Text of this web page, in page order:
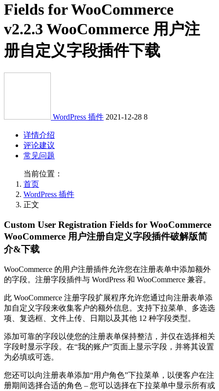
Fields for WooCommerce
v2.2.3 WooCommerce 用户注
册自定义字段插件下载
WordPress 插件 2021-12-28 8
详情介绍
评论建议
常见问题
当前位置：
首页
WordPress 插件
正文
Custom User Registration Fields for WooCommerce
WooCommerce 用户注册自定义字段插件破解版简
介&下载
WooCommerce 的用户注册插件允许您在注册表单中添加额外
的字段。注册字段插件与 WordPress 和 WooCommerce 兼容。
此 WooCommerce 注册字段扩展程序允许您通过向注册表单添
加自定义字段来收集客户的额外信息。支持下拉菜单、多选选
项、复选框、文件上传、日期以及其他 12 种字段类型。
添加可靠的字段以使您的注册表单保持整洁，并仅在选择相关
字段时显示字段。在“我的账户”页面上显示字段，并将其设置
为必填或可选。
您还可以向注册表单添加“用户角色”下拉菜单，以便客户在注
册期间选择合适的角色 – 您可以选择在下拉菜单中显示所有或